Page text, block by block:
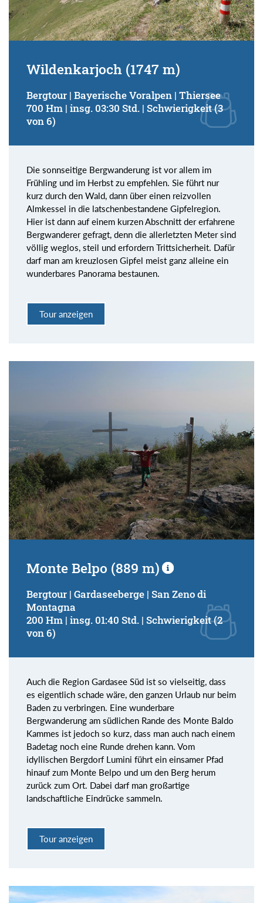
Wildenkarjoch (1747 m)
Bergtour | Bayerische Voralpen | Thiersee
700 Hm | insg. 03:30 Std. | Schwierigkeit (3
von 6)
Die sonnseitige Bergwanderung ist vor allem im
Frühling und im Herbst zu empfehlen. Sie führt nur
kurz durch den Wald, dann über einen reizvollen
Almkessel in die latschenbestandene Gipfelregion.
Hier ist dann auf einem kurzen Abschnitt der erfahrene
Bergwanderer gefragt, denn die allerletzten Meter sind
völlig weglos, steil und erfordern Trittsicherheit. Dafür
darf man am kreuzlosen Gipfel meist ganz alleine ein
wunderbares Panorama bestaunen.
Tour anzeigen
Monte Belpo (889 m)
Bergtour | Gardaseeberge | San Zeno di
Montagna
200 Hm | insg. 01:40 Std. | Schwierigkeit (2
von 6)
Auch die Region Gardasee Süd ist so vielseitig, dass
es eigentlich schade wäre, den ganzen Urlaub nur beim
Baden zu verbringen. Eine wunderbare
Bergwanderung am südlichen Rande des Monte Baldo
Kammes ist jedoch so kurz, dass man auch nach einem
Badetag noch eine Runde drehen kann. Vom
idyllischen Bergdorf Lumini führt ein einsamer Pfad
hinauf zum Monte Belpo und um den Berg herum
zurück zum Ort. Dabei darf man großartige
landschaftliche Eindrücke sammeln.
Tour anzeigen